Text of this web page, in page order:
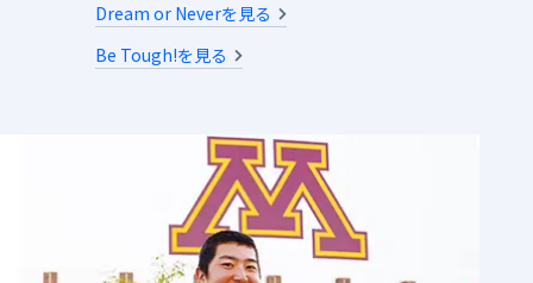
Dream or Neverを見る
Be Tough!を見る